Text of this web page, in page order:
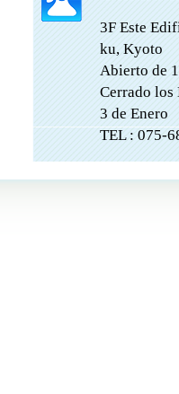
3F Este
ku, Kyoto
Abierto de
Cerrado los
3 de Enero
TEL : 075-